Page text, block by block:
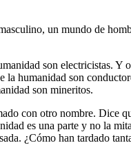
un mundo de
son electricistas. Y
humanidad son
son mineritos.
con otro nombre. Dice
es una parte y no la
¿Cómo han tardado